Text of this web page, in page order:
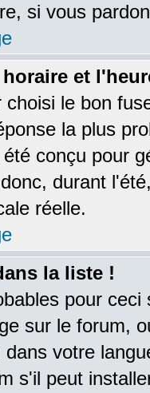
si vous
et
le bon
la plus
conçu pour
durant
réelle.
la liste !
pour
sur le forum,
votre
s'il peut